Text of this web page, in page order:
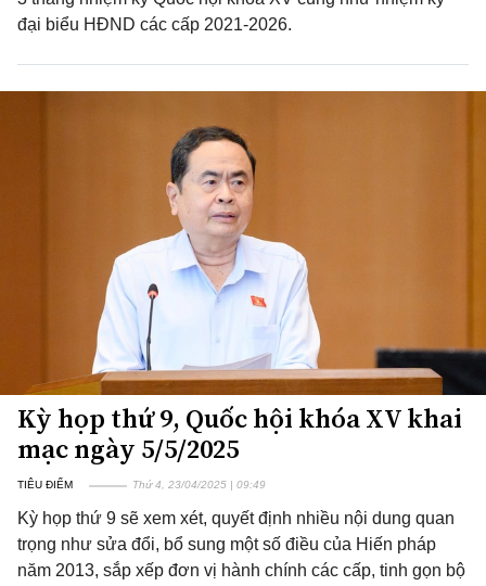
đại biểu HĐND các cấp 2021-2026.
Kỳ họp thứ 9, Quốc hội khóa XV khai
mạc ngày 5/5/2025
TIÊU ĐIỂM Thứ 4, 23/04/2025 | 09:49
Kỳ họp thứ 9 sẽ xem xét, quyết định nhiều nội dung quan
trọng như sửa đổi, bổ sung một số điều của Hiến pháp
năm 2013, sắp xếp đơn vị hành chính các cấp, tinh gọn bộ